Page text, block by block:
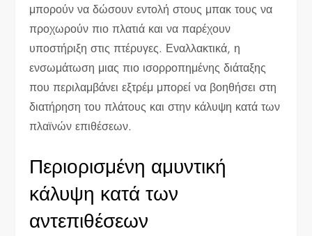
μπορούν να δώσουν εντολή στους μπακ τους να
προχωρούν πιο πλατιά και να παρέχουν
υποστήριξη στις πτέρυγες. Εναλλακτικά, η
ενσωμάτωση μιας πιο ισορροπημένης διάταξης
που περιλαμβάνει εξτρέμ μπορεί να βοηθήσει στη
διατήρηση του πλάτους και στην κάλυψη κατά των
πλαϊνών επιθέσεων.
Περιορισμένη αμυντική
κάλυψη κατά των
αντεπιθέσεων